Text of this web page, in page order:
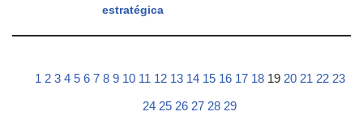
estratégica
1 2 3 4 5 6 7 8 9 10 11 12 13 14 15 16 17 18 19 20 21 22 23
24 25 26 27 28 29